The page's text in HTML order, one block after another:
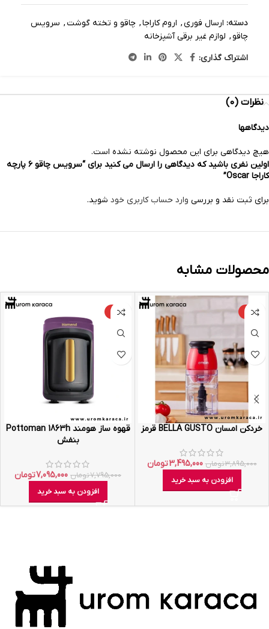
دسته: ارسال فوری, اروم کاراجا, چاقو و تخته گوشت , سرویس
چاقو , لوازم غیر برقی آشپزخانه
اشتراک گذاری:
نظرات (0)
دیدگاهها
هیچ دیدگاهی برای این محصول نوشته نشده است.
اولین نفری باشید که دیدگاهی را ارسال می کنید برای “سرویس چاقو ۶ پارچه
کاراجا Oscar”
برای ثبت نقد و بررسی وارد حساب کاربری خود شوید.
محصولات مشابه
-10%
خردکن امسان BELLA GUSTO قرمز
3,895,000تومان 3,495,000تومان
افزودن به سبد خرید
-9%
قهوه ساز هومند Pottoman 1863h
بنفش
7,795,000تومان 7,095,000تومان
افزودن به سبد خرید